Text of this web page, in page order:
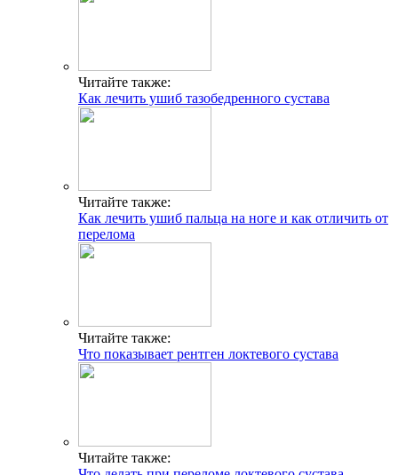
Читайте также:
Как лечить ушиб тазобедренного сустава
Читайте также:
Как лечить ушиб пальца на ноге и как отличить от
перелома
Читайте также:
Что показывает рентген локтевого сустава
Читайте также: